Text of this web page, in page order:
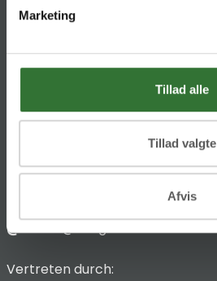
Marketing
Tillad alle
Tillad valgte
Afvis
HQ:Theilgaards Torv 1
Impressum
Anbieterkennzeichnung
Hans Folsgaard GmbH
@:dach@folsgaard.com
Vertreten durch: